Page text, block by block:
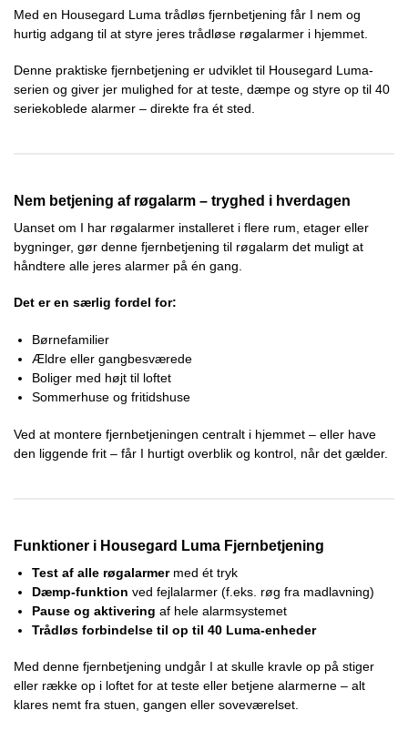
Med en Housegard Luma trådløs fjernbetjening får I nem og
hurtig adgang til at styre jeres trådløse røgalarmer i hjemmet.
Denne praktiske fjernbetjening er udviklet til Housegard Luma-
serien og giver jer mulighed for at teste, dæmpe og styre op til 40
seriekoblede alarmer – direkte fra ét sted.
Nem betjening af røgalarm – tryghed i hverdagen
Uanset om I har røgalarmer installeret i flere rum, etager eller
bygninger, gør denne fjernbetjening til røgalarm det muligt at
håndtere alle jeres alarmer på én gang.
Det er en særlig fordel for:
Børnefamilier
Ældre eller gangbesværede
Boliger med højt til loftet
Sommerhuse og fritidshuse
Ved at montere fjernbetjeningen centralt i hjemmet – eller have
den liggende frit – får I hurtigt overblik og kontrol, når det gælder.
Funktioner i Housegard Luma Fjernbetjening
Test af alle røgalarmermed ét tryk
Dæmp-funktion ved fejlalarmer (f.eks. røg fra madlavning)
Pause og aktivering af hele alarmsystemet
Trådløs forbindelse til op til 40 Luma-enheder
Med denne fjernbetjening undgår I at skulle kravle op på stiger
eller række op i loftet for at teste eller betjene alarmerne – alt
klares nemt fra stuen, gangen eller soveværelset.